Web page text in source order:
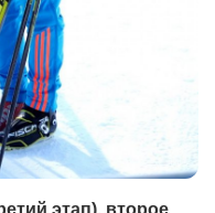
этап), второе